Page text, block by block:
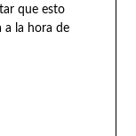
que esto
a la hora de